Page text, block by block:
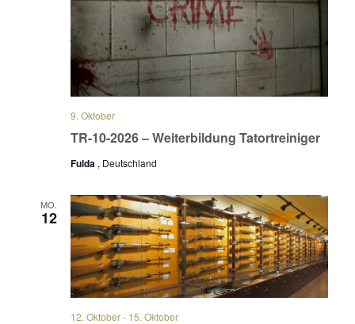
TR-10-2026 – Weiterbildung Tatortreiniger
9. Oktober
Fulda , Deutschland
MO.
12
12. Oktober- 15. Oktober